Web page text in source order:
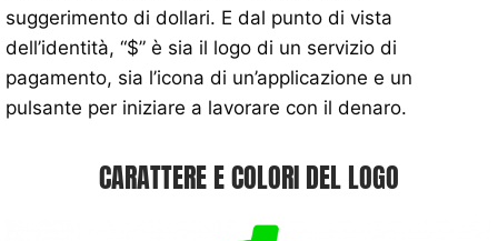
suggerimento di dollari. E dal punto di vista
dell’identità, “$” è sia il logo di un servizio di
pagamento, sia l’icona di un’applicazione e un
pulsante per iniziare a lavorare con il denaro.
CARATTERE E COLORI DEL LOGO